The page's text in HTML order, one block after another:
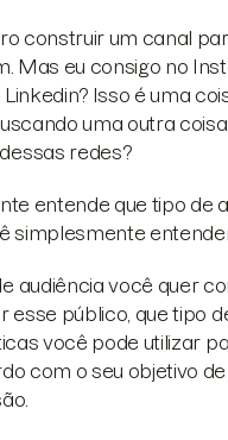
construir um canal
Mas eu consigo no
Isso é uma
uma outra
redes?
entende que tipo de
simplesmente
audiência você quer
público, que tipo
você pode utilizar
com o seu objetivo